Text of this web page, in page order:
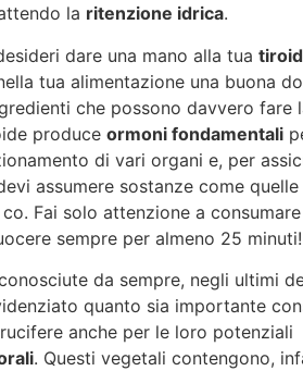
la ritenzione idrica.
dare una mano alla tua
tua alimentazione una buona
che possono davvero fare
produce ormoni fondamentali
di vari organi e, per
assumere sostanze come
Fai solo attenzione a
sempre per almeno 25 minuti!
da sempre, negli ultimi
quanto sia importante
anche per le loro potenziali
. Questi vegetali contengono,